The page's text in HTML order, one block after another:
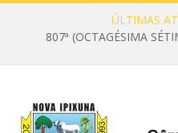
ÚLTIMAS
807ª (OCTAGÉSIMA